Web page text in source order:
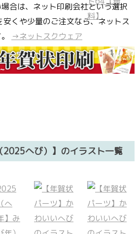
合は、ネット印刷会社という選択
くや少量のご注文なら、ネットス
→ネットスクウェア
2025へび）】のイラスト一覧